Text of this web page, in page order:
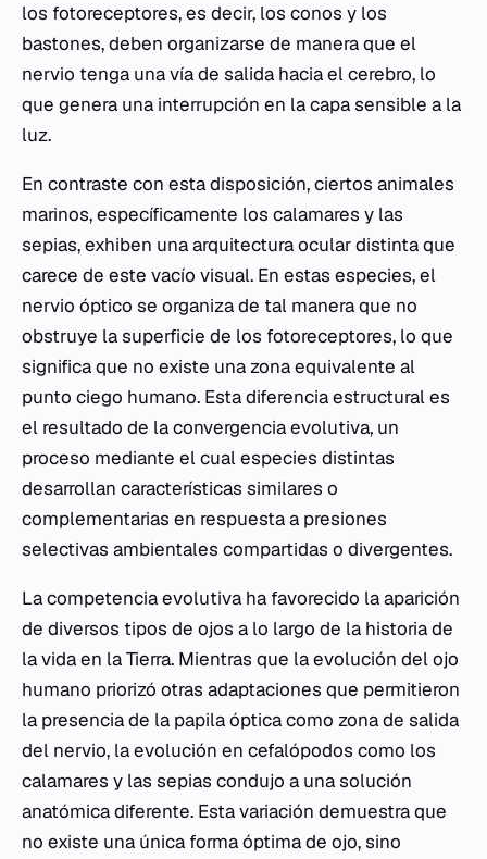
los fotoreceptores, es decir, los conos y los
bastones, deben organizarse de manera que el
nervio tenga una vía de salida hacia el cerebro, lo
que genera una interrupción en la capa sensible a la
luz.
En contraste con esta disposición, ciertos animales
marinos, específicamente los calamares y las
sepias, exhiben una arquitectura ocular distinta que
carece de este vacío visual. En estas especies, el
nervio óptico se organiza de tal manera que no
obstruye la superficie de los fotoreceptores, lo que
significa que no existe una zona equivalente al
punto ciego humano. Esta diferencia estructural es
el resultado de la convergencia evolutiva, un
proceso mediante el cual especies distintas
desarrollan características similares o
complementarias en respuesta a presiones
selectivas ambientales compartidas o divergentes.
La competencia evolutiva ha favorecido la aparición
de diversos tipos de ojos a lo largo de la historia de
la vida en la Tierra. Mientras que la evolución del ojo
humano priorizó otras adaptaciones que permitieron
la presencia de la papila óptica como zona de salida
del nervio, la evolución en cefalópodos como los
calamares y las sepias condujo a una solución
anatómica diferente. Esta variación demuestra que
no existe una única forma óptima de ojo, sino